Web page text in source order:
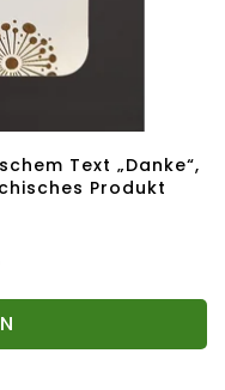
Text „Danke“,
Produkt